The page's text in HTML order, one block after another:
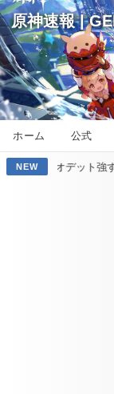
原神速報 |
ホーム 公式
NEW
ぎるやろうな17時間前